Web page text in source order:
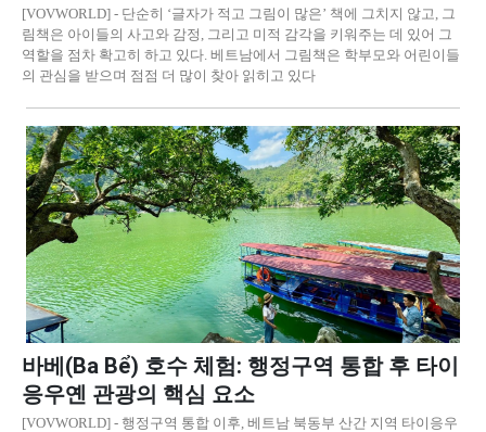
[VOVWORLD] - 단순히 ‘글자가 적고 그림이 많은’ 책에 그치지 않고, 그
림책은 아이들의 사고와 감정, 그리고 미적 감각을 키워주는 데 있어 그
역할을 점차 확고히 하고 있다. 베트남에서 그림책은 학부모와 어린이들
의 관심을 받으며 점점 더 많이 찾아 읽히고 있다
바베(Ba Bể) 호수 체험: 행정구역 통합 후 타이
응우옌 관광의 핵심 요소
[VOVWORLD] - 행정구역 통합 이후, 베트남 북동부 산간 지역 타이응우